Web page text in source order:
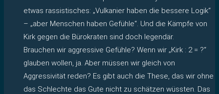
etwas rassistisches: „Vulkanier haben die bessere Logik“
– „aber Menschen haben Gefühle“. Und die Kämpfe von
Kirk gegen die Bürokraten sind doch legendär.
Brauchen wir aggressive Gefühle? Wenn wir „Kirk : 2 = ?“
glauben wollen, ja. Aber müssen wir gleich von
Aggressivität reden? Es gibt auch die These, das wir ohne
das Schlechte das Gute nicht zu schätzen wüssten. Das